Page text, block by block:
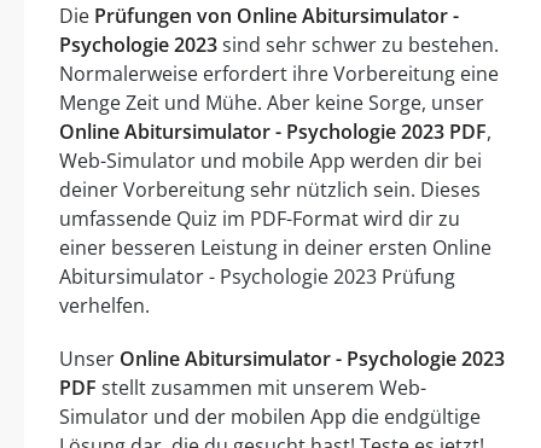
Die Prüfungen von Online Abitursimulator -
Psychologie 2023sind sehr schwer zu bestehen.
Normalerweise erfordert ihre Vorbereitung eine
Menge Zeit und Mühe. Aber keine Sorge, unser
Online Abitursimulator - Psychologie 2023 PDF,
Web-Simulator und mobile App werden dir bei
deiner Vorbereitung sehr nützlich sein. Dieses
umfassende Quiz im PDF-Format wird dir zu
einer besseren Leistung in deiner ersten Online
Abitursimulator - Psychologie 2023 Prüfung
verhelfen.
Unser Online Abitursimulator - Psychologie 2023
PDF stellt zusammen mit unserem Web-
Simulator und der mobilen App die endgültige